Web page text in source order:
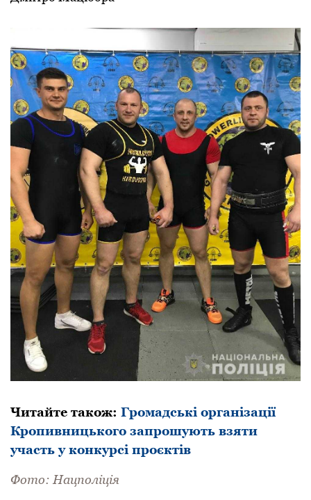
Читайте такoж: Громадські організації
Кропивницького запрошують взяти
участь у конкурсі проєктів
Фoтo: Нацпoліція